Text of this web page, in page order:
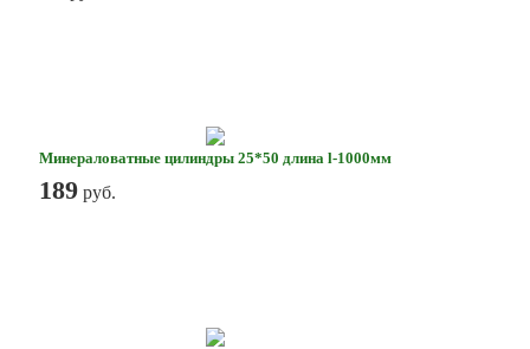
Минераловатные цилиндры 25*50 длина l-1000мм
189 руб.